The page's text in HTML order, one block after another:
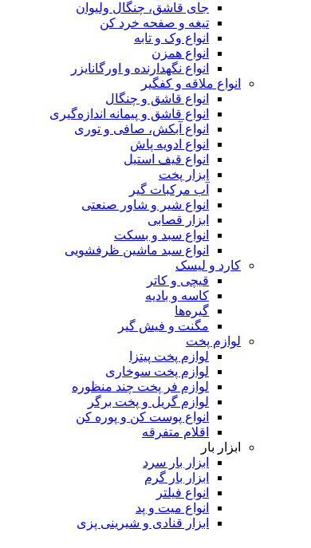
جای قاشق، چنگال ولیوان
تیغه و صفحه خرد کن
انواع وک و تابه
انواع همزن
انواع نگهدارنده و اورگانایزر
انواع ملاقه و کفگیر
انواع قاشق و چنگال
انواع قاشق و پیمانه اندازه‌گیری
انواع آبکش، صافی و توری
انواع ادویه پاش
انواع قیف استیل
ابزار پخت
آب مرکبات گیر
انواع شیر و شاور صنعتی
ابزار قصابی
انواع سبد و بسکت
انواع سبد ماشین ظرفشویی
کارد و لیسک
قیچی و کاتر
کاسه و بادیه
گیره‌ها
مگنت و فیش گیر
لوازم پخت
لوازم پخت پیتزا
لوازم پخت سوخاری
لوازم فر پخت چند منظوره
لوازم گریل و پخت برگر
انواع پوست کن و پوره کن
اقلام متفرقه
ابزار بار
ابزار بار سرد
ابزار بار گرم
انواع فیلتر
انواع میت و پد
ابزار قنادی و شیرینی پزی